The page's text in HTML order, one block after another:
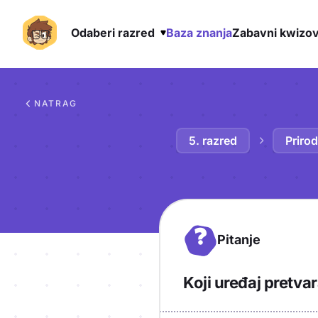
Odaberi razred Baza znanjaZabavni
NATRAG
5. razred
? Pitanje
Koji uređaj